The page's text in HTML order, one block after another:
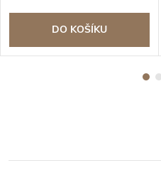
DO KOŠÍKU